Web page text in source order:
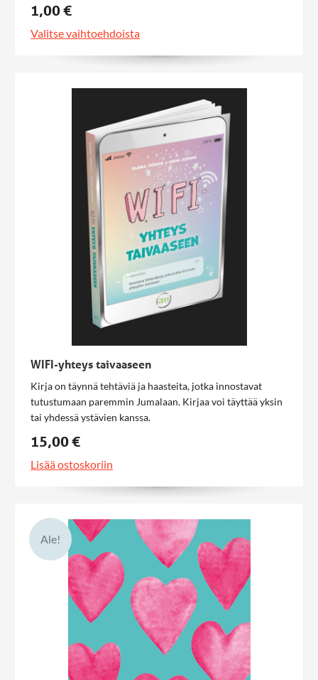
1,00 €
Valitse vaihtoehdoista
WIFI-yhteys taivaaseen
Kirja on täynnä tehtäviä ja haasteita, jotka innostavat
tutustumaan paremmin Jumalaan. Kirjaa voi täyttää yksin
tai yhdessä ystävien kanssa.
15,00 €
Lisää ostoskoriin
Ale!